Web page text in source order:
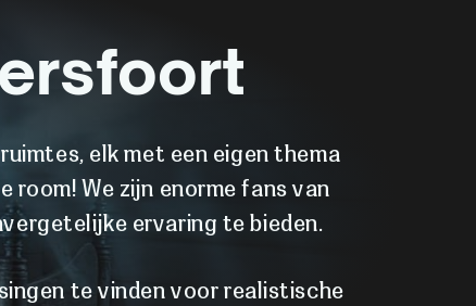
elk met een eigen thema
room! We zijn enorme fans van
ervaring te bieden.
te vinden voor realistische